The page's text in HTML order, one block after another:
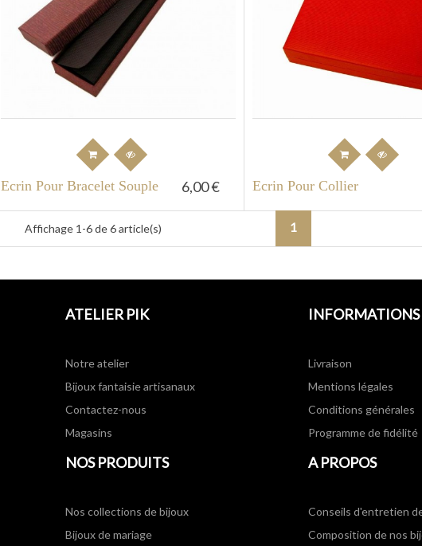
Ecrin Pour Bracelet Souple 6,00 € Ecrin Pour Collier
Affichage 1-6 de 6 article(s) 1
ATELIER PIK
Notre atelier
Bijoux fantaisie artisanaux
Contactez-nous
Magasins
INFORMATIONS
Livraison
Mentions légales
Conditions générales
Programme de fidélité
NOS PRODUITS
Nos collections de bijoux
Bijoux de mariage
A PROPOS
Conseils d'entretien
Composition de nos